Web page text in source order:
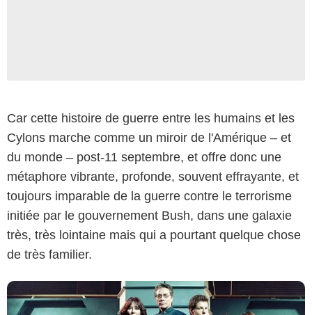
Car cette histoire de guerre entre les humains et les
Cylons marche comme un miroir de l'Amérique – et
du monde – post-11 septembre, et offre donc une
métaphore vibrante, profonde, souvent effrayante, et
toujours imparable de la guerre contre le terrorisme
initiée par le gouvernement Bush, dans une galaxie
très, très lointaine mais qui a pourtant quelque chose
de très familier.
NBC Universal